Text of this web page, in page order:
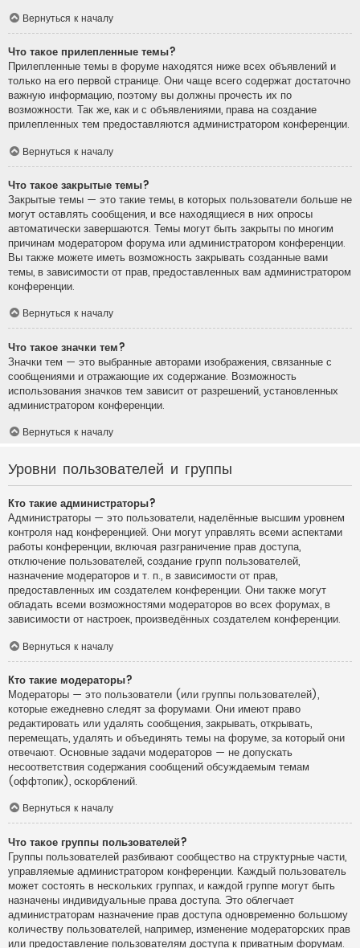
Вернуться к началу
Что такое прилепленные темы?
Прилепленные темы в форуме находятся ниже всех объявлений и
только на его первой странице. Они чаще всего содержат достаточно
важную информацию, поэтому вы должны прочесть их по
возможности. Так же, как и с объявлениями, права на создание
прилепленных тем предоставляются администратором конференции.
Вернуться к началу
Что такое закрытые темы?
Закрытые темы — это такие темы, в которых пользователи больше не
могут оставлять сообщения, и все находящиеся в них опросы
автоматически завершаются. Темы могут быть закрыты по многим
причинам модератором форума или администратором конференции.
Вы также можете иметь возможность закрывать созданные вами
темы, в зависимости от прав, предоставленных вам администратором
конференции.
Вернуться к началу
Что такое значки тем?
Значки тем — это выбранные авторами изображения, связанные с
сообщениями и отражающие их содержание. Возможность
использования значков тем зависит от разрешений, установленных
администратором конференции.
Вернуться к началу
Уровни пользователей и группы
Кто такие администраторы?
Администраторы — это пользователи, наделённые высшим уровнем
контроля над конференцией. Они могут управлять всеми аспектами
работы конференции, включая разграничение прав доступа,
отключение пользователей, создание групп пользователей,
назначение модераторов и т. п., в зависимости от прав,
предоставленных им создателем конференции. Они также могут
обладать всеми возможностями модераторов во всех форумах, в
зависимости от настроек, произведённых создателем конференции.
Вернуться к началу
Кто такие модераторы?
Модераторы — это пользователи (или группы пользователей),
которые ежедневно следят за форумами. Они имеют право
редактировать или удалять сообщения, закрывать, открывать,
перемещать, удалять и объединять темы на форуме, за который они
отвечают. Основные задачи модераторов — не допускать
несоответствия содержания сообщений обсуждаемым темам
(оффтопик), оскорблений.
Вернуться к началу
Что такое группы пользователей?
Группы пользователей разбивают сообщество на структурные части,
управляемые администратором конференции. Каждый пользователь
может состоять в нескольких группах, и каждой группе могут быть
назначены индивидуальные права доступа. Это облегчает
администраторам назначение прав доступа одновременно большому
количеству пользователей, например, изменение модераторских прав
или предоставление пользователям доступа к приватным форумам.